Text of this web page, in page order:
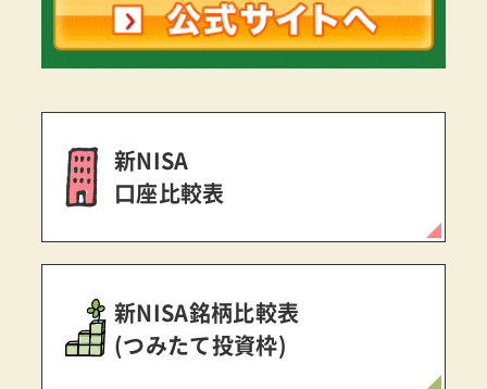
新NISA
口座比較表
新NISA銘柄比較表
(つみたて投資枠)